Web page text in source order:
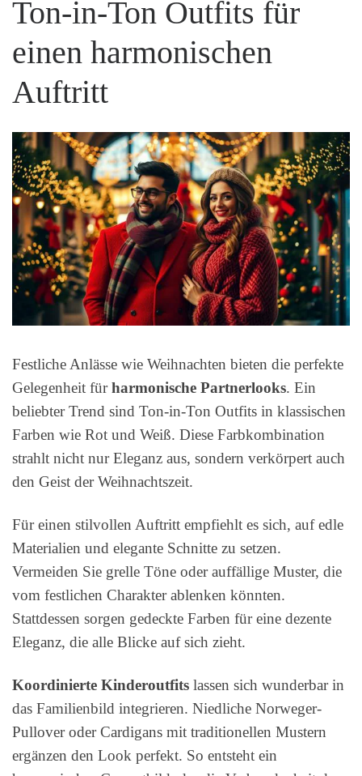
Ton-in-Ton Outfits für
einen harmonischen
Auftritt
Festliche Anlässe wie Weihnachten bieten die perfekte
Gelegenheit fürharmonische Partnerlooks. Ein
beliebter Trend sind Ton-in-Ton Outfits in klassischen
Farben wie Rot und Weiß. Diese Farbkombination
strahlt nicht nur Eleganz aus, sondern verkörpert auch
den Geist der Weihnachtszeit.
Für einen stilvollen Auftritt empfiehlt es sich, auf edle
Materialien und elegante Schnitte zu setzen.
Vermeiden Sie grelle Töne oder auffällige Muster, die
vom festlichen Charakter ablenken könnten.
Stattdessen sorgen gedeckte Farben für eine dezente
Eleganz, die alle Blicke auf sich zieht.
Koordinierte Kinderoutfits lassen sich wunderbar in
das Familienbild integrieren. Niedliche Norweger-
Pullover oder Cardigans mit traditionellen Mustern
ergänzen den Look perfekt. So entsteht ein